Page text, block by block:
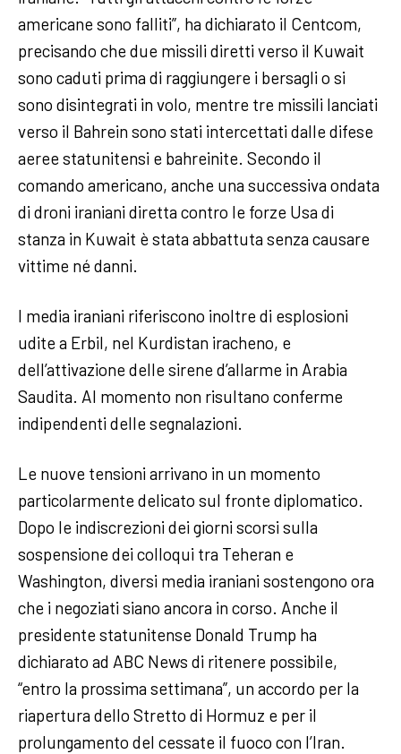
americane sono falliti”, ha dichiarato il Centcom,
precisando che due missili diretti verso il Kuwait
sono caduti prima di raggiungere i bersagli o si
sono disintegrati in volo, mentre tre missili lanciati
verso il Bahrein sono stati intercettati dalle difese
aeree statunitensi e bahreinite. Secondo il
comando americano, anche una successiva ondata
di droni iraniani diretta contro le forze Usa di
stanza in Kuwait è stata abbattuta senza causare
vittime né danni.
I media iraniani riferiscono inoltre di esplosioni
udite a Erbil, nel Kurdistan iracheno, e
dell’attivazione delle sirene d’allarme in Arabia
Saudita. Al momento non risultano conferme
indipendenti delle segnalazioni.
Le nuove tensioni arrivano in un momento
particolarmente delicato sul fronte diplomatico.
Dopo le indiscrezioni dei giorni scorsi sulla
sospensione dei colloqui tra Teheran e
Washington, diversi media iraniani sostengono ora
che i negoziati siano ancora in corso. Anche il
presidente statunitense Donald Trump ha
dichiarato ad ABC News di ritenere possibile,
“entro la prossima settimana”, un accordo per la
riapertura dello Stretto di Hormuz e per il
prolungamento del cessate il fuoco con l’Iran.